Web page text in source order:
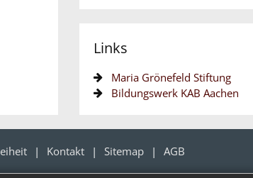
Links
Maria Grönefeld Stiftung
Bildungswerk KAB Aachen
Kontakt Sitemap AGB